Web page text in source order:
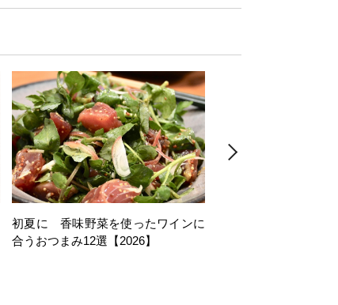
初夏に 香味野菜を使ったワインに
合うおつまみ12選【2026】